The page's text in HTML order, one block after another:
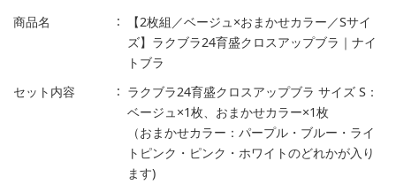
商品名
【2枚組／ベージュ×おまかせカラー／Sサイ
ズ】ラクブラ24育盛クロスアップブラ｜ナイ
トブラ
セット内容
ラクブラ24育盛クロスアップブラ サイズ S：
ベージュ×1枚、おまかせカラー×1枚
（おまかせカラー：パープル・ブルー・ライ
トピンク・ピンク・ホワイトのどれかが入り
ます)